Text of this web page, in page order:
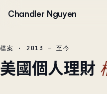
Chandler Nguyen
檔案 · 2013 — 至今
美國個人理財